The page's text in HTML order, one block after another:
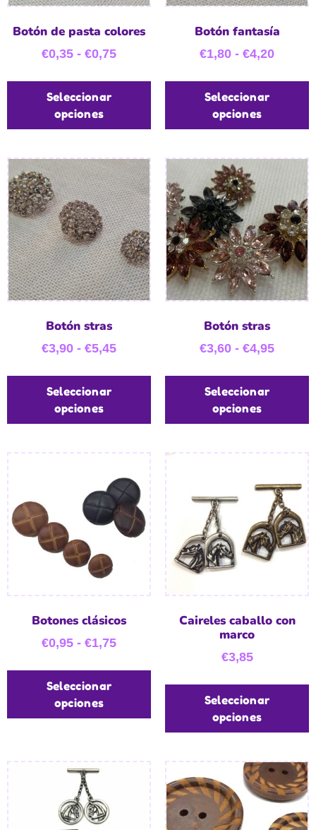
Botón de pasta colores
€0,35 - €0,75
Seleccionar
opciones
Botón fantasía
€1,80 - €4,20
Seleccionar
opciones
Botón stras
€3,90 - €5,45
Seleccionar
opciones
Botón stras
€3,60 - €4,95
Seleccionar
opciones
Botones clásicos
€0,95 - €1,75
Seleccionar
opciones
Caireles caballo con
marco
€3,85
Seleccionar
opciones